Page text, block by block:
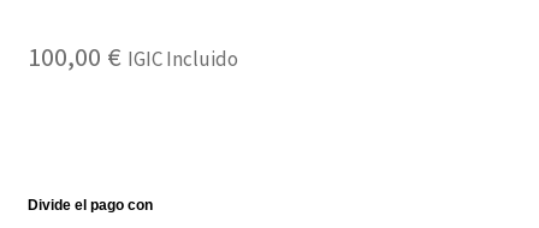
100,00 € IGIC Incluido